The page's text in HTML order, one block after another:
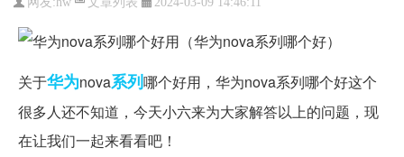
关于华为nova系列哪个好用，华为nova系列哪个好这个
很多人还不知道，今天小六来为大家解答以上的问题，现
在让我们一起来看看吧！